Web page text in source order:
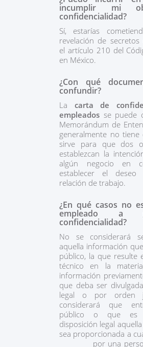
incumplir mi
confidencialidad?
Sí, estarías
revelación de
el artículo 210 del
en México.
¿Con qué
confundir?
La carta de
empleados se puede
Memorándum de
generalmente no tiene
sirve para que dos
establezcan la
algún negocio en
establecer el
relación de trabajo.
¿En qué casos no
empleado a
confidencialidad?
No se considerará
aquella información
público, la que resulte
técnico en la
información
que deba ser
legal o por orden
considerará que
público o que es
disposición legal
sea proporcionada a
por una persona